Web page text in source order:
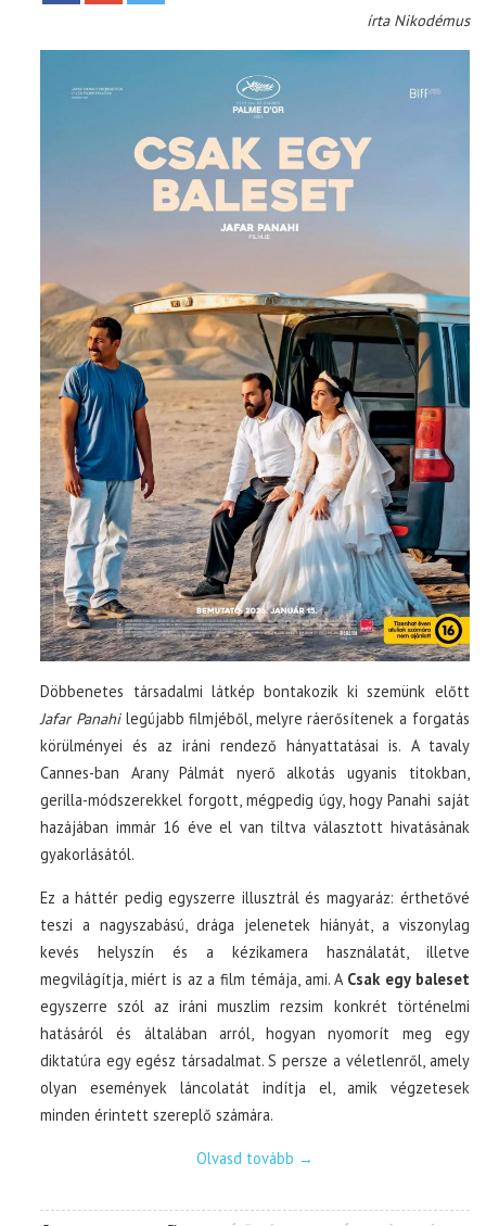
írta Nikodémus
Döbbenetes társadalmi látkép bontakozik ki szemünk előtt
Jafar Panahilegújabb filmjéből, melyre ráerősítenek a forgatás
körülményei és az iráni rendező hányattatásai is. A tavaly
Cannes-ban Arany Pálmát nyerő alkotás ugyanis titokban,
gerilla-módszerekkel forgott, mégpedig úgy, hogy Panahi saját
hazájában immár 16 éve el van tiltva választott hivatásának
gyakorlásától.
Ez a háttér pedig egyszerre illusztrál és magyaráz: érthetővé
teszi a nagyszabású, drága jelenetek hiányát, a viszonylag
kevés helyszín és a kézikamera használatát, illetve
megvilágítja, miért is az a film témája, ami. A Csak egy baleset
egyszerre szól az iráni muszlim rezsim konkrét történelmi
hatásáról és általában arról, hogyan nyomorít meg egy
diktatúra egy egész társadalmat. S persze a véletlenről, amely
olyan események láncolatát indítja el, amik végzetesek
minden érintett szereplő számára.
Olvasd tovább →